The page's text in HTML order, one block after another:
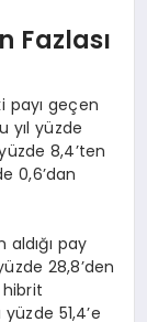
Fazlası
payı geçen
yıl yüzde
8,4’ten
0,6’dan
pay
28,8’den
hibrit
51,4’e